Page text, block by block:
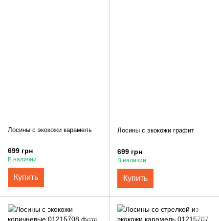
Лосины с экокожи карамель
699 грн
В наличии
Купить
Лосины с экокожи графит
699 грн
В наличии
Купить